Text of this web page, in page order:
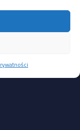
interakcji
module HikCentral
interakcji